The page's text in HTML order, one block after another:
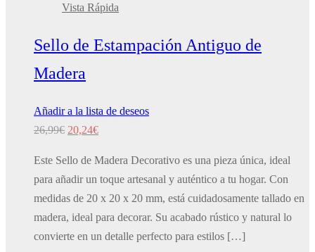
Vista Rápida
Sello de Estampación Antiguo de
Madera
Añadir a la lista de deseos
26,99€ El
original
era:
26,99€.
20,24€El
actual
es:
20,24€.
Este Sello de Madera Decorativo es una pieza única, ideal
para añadir un toque artesanal y auténtico a tu hogar. Con
medidas de 20 x 20 x 20 mm, está cuidadosamente tallado en
madera, ideal para decorar. Su acabado rústico y natural lo
convierte en un detalle perfecto para estilos […]